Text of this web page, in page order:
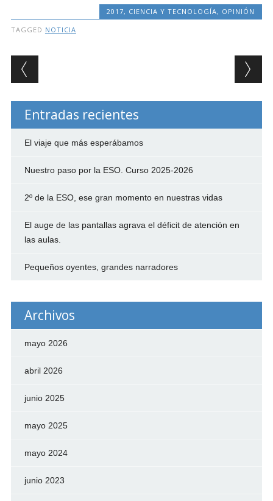
2017, CIENCIA Y TECNOLOGÍA, OPINIÓN
TAGGED NOTICIA
Post navigation
Entradas recientes
El viaje que más esperábamos
Nuestro paso por la ESO. Curso 2025-2026
2º de la ESO, ese gran momento en nuestras vidas
El auge de las pantallas agrava el déficit de atención en
las aulas.
Pequeños oyentes, grandes narradores
Archivos
mayo 2026
abril 2026
junio 2025
mayo 2025
mayo 2024
junio 2023